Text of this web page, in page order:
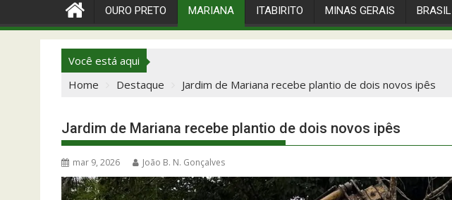
OURO PRETO MARIANA ITABIRITO MINAS GERAIS BRASIL
Você está aqui
Home
Destaque Jardim de Mariana recebe plantio de dois novos ipês
Jardim de Mariana recebe plantio de dois novos ipês
mar 9, 2026 João B. N. Gonçalves